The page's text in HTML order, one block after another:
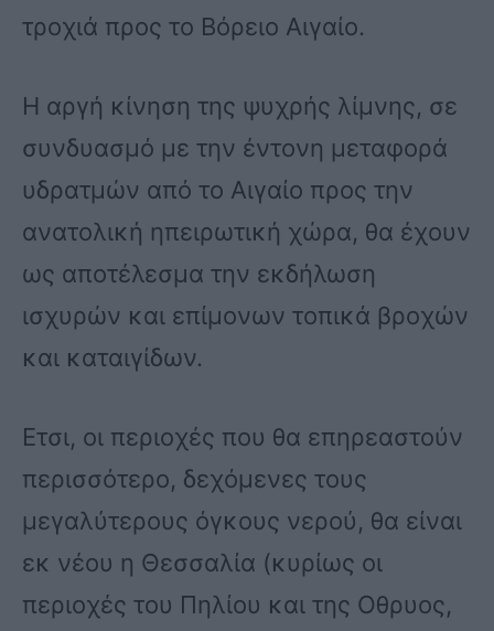
τροχιά προς το Βόρειο Αιγαίο.
Η αργή κίνηση της ψυχρής λίμνης, σε
συνδυασμό με την έντονη μεταφορά
υδρατμών από το Αιγαίο προς την
ανατολική ηπειρωτική χώρα, θα έχουν
ως αποτέλεσμα την εκδήλωση
ισχυρών και επίμονων τοπικά βροχών
και καταιγίδων.
Ετσι, οι περιοχές που θα επηρεαστούν
περισσότερο, δεχόμενες τους
μεγαλύτερους όγκους νερού, θα είναι
εκ νέου η Θεσσαλία (κυρίως οι
περιοχές του Πηλίου και της Οθρυος,